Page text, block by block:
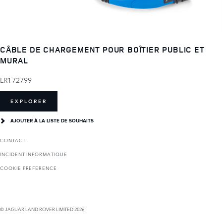
CÂBLE DE CHARGEMENT POUR BOÎTIER PUBLIC ET
MURAL
LR172799
EXPLORER
AJOUTER À LA LISTE DE SOUHAITS
CONTACT
INCIDENT INFORMATIQUE
COOKIE PREFERENCE
© JAGUAR LAND ROVER LIMITED 2026